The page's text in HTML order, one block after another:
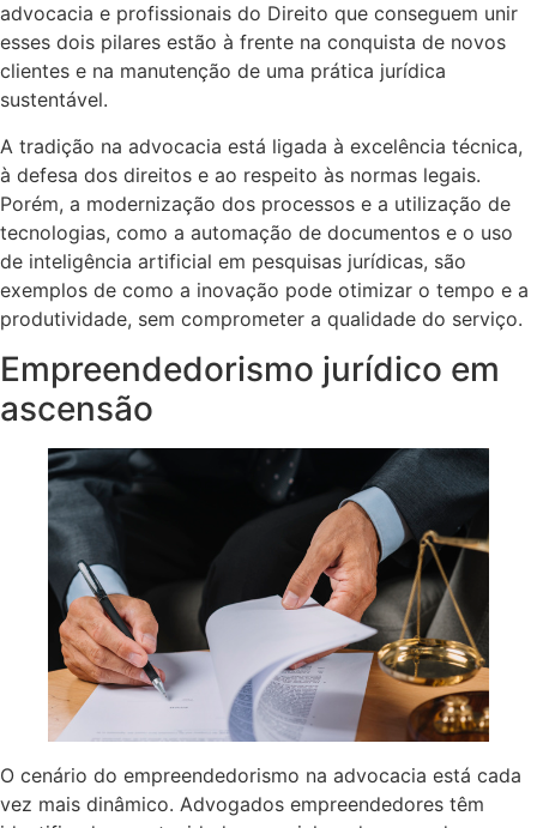
advocacia e profissionais do Direito que conseguem unir
esses dois pilares estão à frente na conquista de novos
clientes e na manutenção de uma prática jurídica
sustentável.
A tradição na advocacia está ligada à excelência técnica,
à defesa dos direitos e ao respeito às normas legais.
Porém, a modernização dos processos e a utilização de
tecnologias, como a automação de documentos e o uso
de inteligência artificial em pesquisas jurídicas, são
exemplos de como a inovação pode otimizar o tempo e a
produtividade, sem comprometer a qualidade do serviço.
Empreendedorismo jurídico em
ascensão
O cenário do empreendedorismo na advocacia está cada
vez mais dinâmico. Advogados empreendedores têm